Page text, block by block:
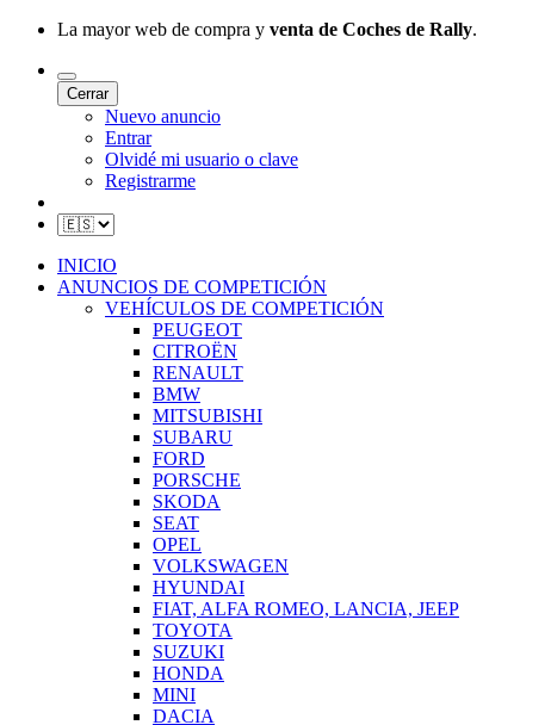
La mayor web de compra y venta de Coches de Rally.
Cerrar
Nuevo anuncio
Entrar
Olvidé mi usuario o clave
Registrarme
INICIO
ANUNCIOS DE COMPETICIÓN
VEHÍCULOS DE COMPETICIÓN
PEUGEOT
CITROËN
RENAULT
BMW
MITSUBISHI
SUBARU
FORD
PORSCHE
SKODA
SEAT
OPEL
VOLKSWAGEN
HYUNDAI
FIAT, ALFA ROMEO, LANCIA, JEEP
TOYOTA
SUZUKI
HONDA
MINI
DACIA